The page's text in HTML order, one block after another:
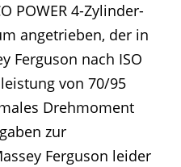
POWER 4-Zylinder-
angetrieben, der in
Ferguson nach ISO
von 70/95
Drehmoment
zur
Ferguson leider